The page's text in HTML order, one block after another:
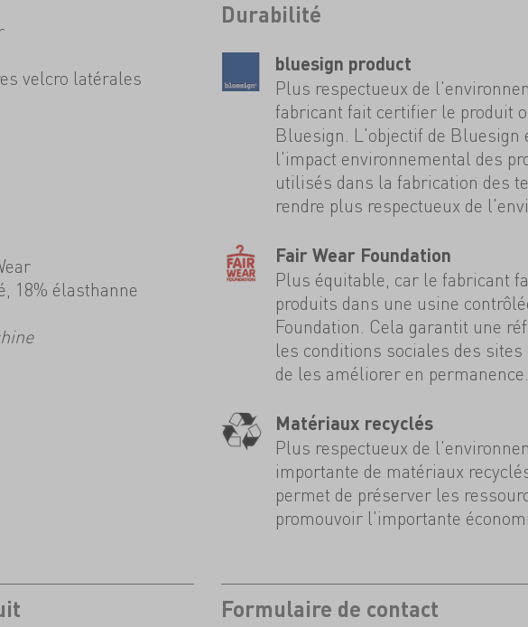
velcro latérales
18% élasthanne
Durabilité
bluesign product
Plus respectueux de
fabricant fait certifier le produit
Bluesign. L'objectif de Bluesign
l'impact environnemental des
utilisés dans la fabrication des
rendre plus respectueux de
Fair Wear Foundation
Plus équitable, car le fabricant
produits dans une usine
Foundation. Cela garantit une
les conditions sociales des sites
de les améliorer en permanence.
Matériaux recyclés
Plus respectueux de
importante de matériaux
permet de préserver les
promouvoir l'importante
Formulaire de contact